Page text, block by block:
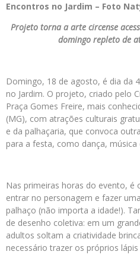
Encontros no Jardim – Foto
Projeto torna a arte circense
domingo repleto de
Domingo, 18 de agosto, é dia da
no Jardim. O projeto, criado pelo
Praça Gomes Freire, mais
(MG), com atrações culturais
e da palhaçaria, que convoca
para a festa, como dança,
Nas primeiras horas do evento,
entrar no personagem e fazer
palhaço (não importa a idade!).
de desenho coletiva: em um
adultos soltam a criatividade
necessário trazer os próprios lápis